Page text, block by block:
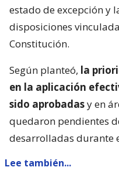
estado de excepción y
disposiciones
Constitución.
Según planteó, la
en la aplicación
sido aprobadasy en
quedaron pendientes
desarrolladas durante
Lee también...